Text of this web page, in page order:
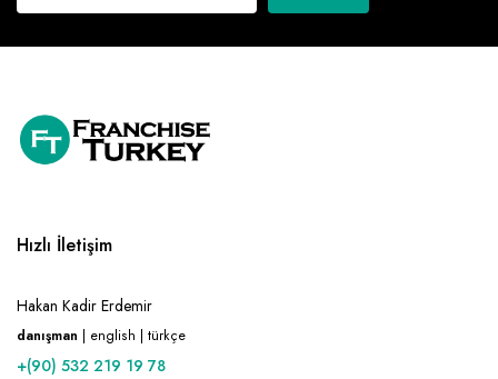
Hızlı İletişim
Hakan Kadir Erdemir
danışman | english | türkçe
+(90) 532 219 19 78